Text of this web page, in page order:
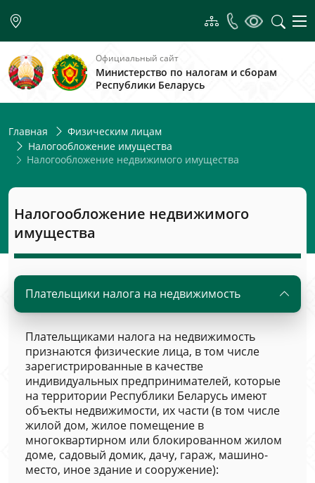
Официальный сайт
Министерство по налогам и сборам
Республики Беларусь
Главная
Физическим лицам
Налогообложение имущества
Налогообложение недвижимого имущества
Налогообложение недвижимого
имущества
Плательщики налога на недвижимость
Плательщиками налога на недвижимость
признаются физические лица, в том числе
зарегистрированные в качестве
индивидуальных предпринимателей, которые
на территории Республики Беларусь имеют
объекты недвижимости, их части (в том числе
жилой дом, жилое помещение в
многоквартирном или блокированном жилом
доме, садовый домик, дачу, гараж, машино-
место, иное здание и сооружение):